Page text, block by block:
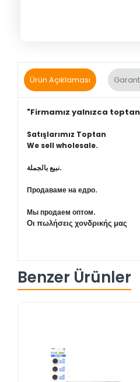
Ürün Açıklaması
"Firmamız yalnızca
Satışlarımız Toptan
We sell wholesale.
نبيع بالجملة.
Продаваме на едро.
Мы продаем оптом.
Οι πωλήσεις χονδρικής μας
Benzer Ürünler